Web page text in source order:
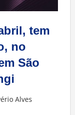
tem
no
São
Alves